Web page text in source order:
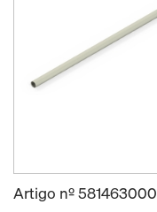
Artigo nº581463000